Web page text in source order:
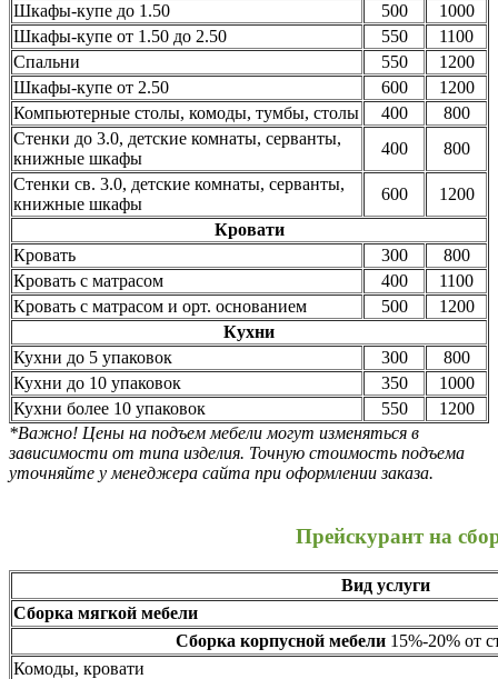
Шкафы-купе до 1.50
500
1000
Шкафы-купе от 1.50 до 2.50
550
1100
Спальни
550
1200
Шкафы-купе от 2.50
600
1200
Компьютерные столы, комоды, тумбы, столы
400
800
Стенки до 3.0, детские комнаты, серванты,
книжные шкафы
400
800
Стенки св. 3.0, детские комнаты, серванты,
книжные шкафы
600
1200
Кровати
Кровать
300
800
Кровать с матрасом
400
1100
Кровать с матрасом и орт. основанием
500
1200
Кухни
Кухни до 5 упаковок
300
800
Кухни до 10 упаковок
350
1000
Кухни более 10 упаковок
550
1200
*Важно! Цены на подъем мебели могут изменяться в
зависимости от типа изделия. Точную стоимость подъема
уточняйте у менеджера сайта при оформлении заказа.
Прейскурант на
Вид услуги
Сборка мягкой мебели
Сборка корпусной мебели15%-20% от
Комоды, кровати